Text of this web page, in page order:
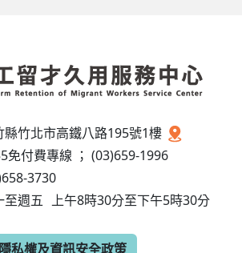
縣竹北市高鐵八路195號1樓
免付費專線 ； (03)659-1996
3730
至週五 上午8時30分至下午5時30分
隱私權及資訊安全政策